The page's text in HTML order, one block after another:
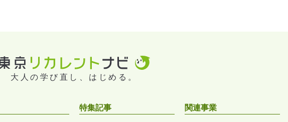
大人の学び直し、はじめる。
特集記事 関連事業